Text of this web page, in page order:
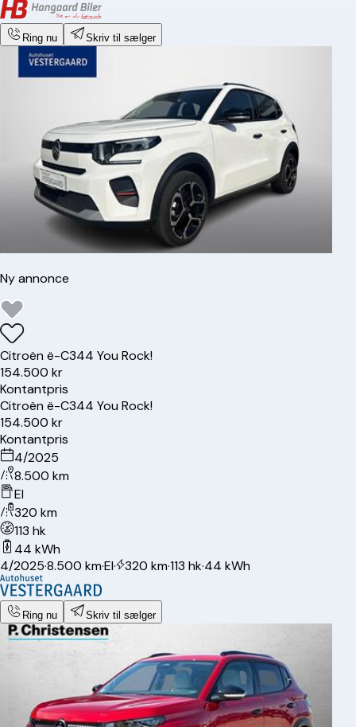
Ring nu Skriv til sælger
Ny annonce
Citroënë-C344 You Rock!
154.500 kr
Kontantpris
Citroënë-C344 You Rock!
154.500 kr
Kontantpris
4/2025
8.500 km
El
320 km
113 hk
44 kWh
4/2025·8.500 km·El· 320 km·113 hk·44 kWh
Ring nu Skriv til sælger